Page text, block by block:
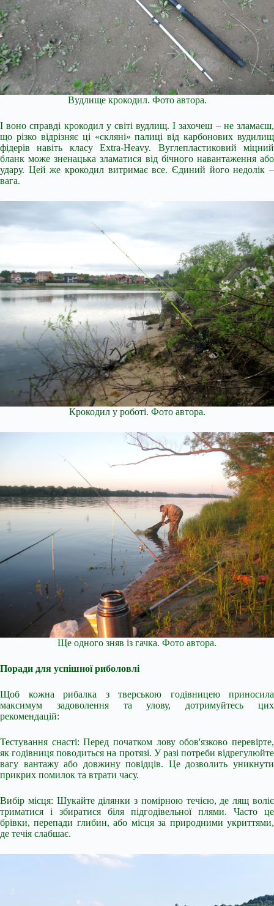
Вудлище крокодил. Фото автора.
І воно справді крокодил у світі вудлищ. І захочеш – не зламаєш,
що різко відрізняє ці «скляні» палиці від карбонових вудилищ
фідерів навіть класу Extra-Heavy. Вуглепластиковий міцний
бланк може зненацька зламатися від бічного навантаження або
удару. Цей же крокодил витримає все. Єдиний його недолік –
вага.
Крокодил у роботі. Фото автора.
Ще одного зняв із гачка. Фото автора.
Поради для успішної риболовлі
Щоб кожна рибалка з тверською годівницею приносила
максимум задоволення та улову, дотримуйтесь цих
рекомендацій:
Тестування снасті: Перед початком лову обов'язково перевірте,
як годівниця поводиться на протязі. У разі потреби відрегулюйте
вагу вантажу або довжину повідців. Це дозволить уникнути
прикрих помилок та втрати часу.
Вибір місця: Шукайте ділянки з помірною течією, де лящ воліє
триматися і збиратися біля підгодівельної плями. Часто це
брівки, перепади глибин, або місця за природними укриттями,
де течія слабшає.